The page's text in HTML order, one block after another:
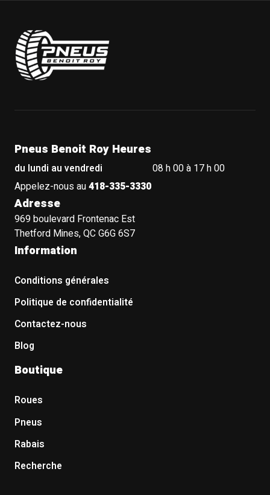
Pneus Benoit Roy
Pneus Benoit Roy Heures
du lundi au vendredi
08 h 00 à 17 h 00
Appelez-nous au418-335-3330
Adresse
969 boulevard Frontenac Est
Thetford Mines, QC G6G 6S7
Information
Conditions générales
Politique de confidentialité
Contactez-nous
Blog
Boutique
Roues
Pneus
Rabais
Recherche